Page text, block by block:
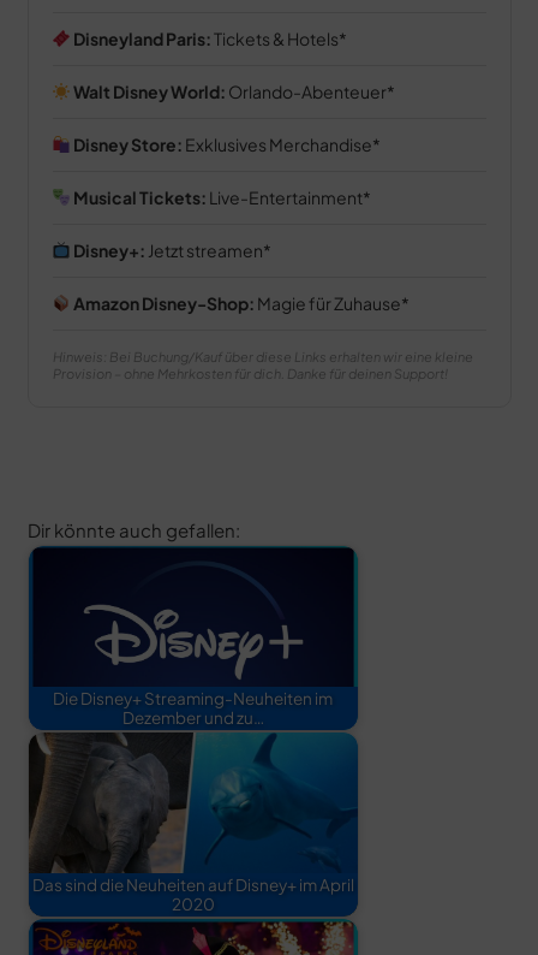
Disneyland Paris:Tickets & Hotels
Walt Disney World: Orlando-Abenteuer
Disney Store: Exklusives Merchandise
Musical Tickets: Live-Entertainment
Disney+: Jetzt streamen
Amazon Disney-Shop: Magie für Zuhause
Hinweis: Bei Buchung/Kauf über diese Links erhalten wir eine kleine
Provision – ohne Mehrkosten für dich. Danke für deinen Support!
Dir könnte auch gefallen:
Die Disney+ Streaming-Neuheiten im
Dezember und zu…
Das sind die Neuheiten auf Disney+ im April
2020